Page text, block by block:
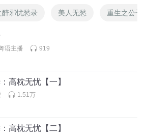
醉邪忧愁录 美人无愁 重生之公子
语主播 919
高枕无忧【一】
1.51万
高枕无忧【二】